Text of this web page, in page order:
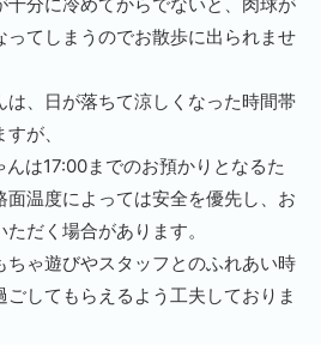
十分に冷めてからでないと、肉球が
ってしまうのでお散歩に出られませ
は、日が落ちて涼しくなった時間帯
が、
んは17:00までのお預かりとなるた
面温度によっては安全を優先し、お
だく場合があります。
ちゃ遊びやスタッフとのふれあい時
してもらえるよう工夫しておりま